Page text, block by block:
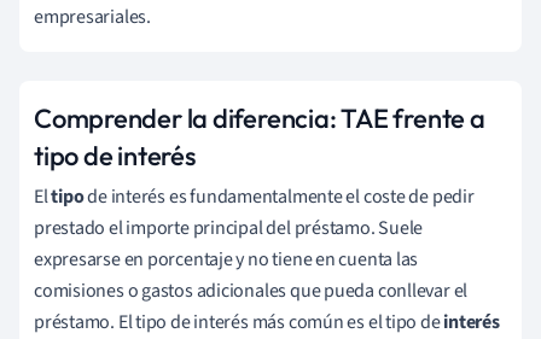
empresariales.
Comprender la diferencia: TAE frente a
tipo de interés
Eltipode interés es fundamentalmente el coste de pedir
prestado el importe principal del préstamo. Suele
expresarse en porcentaje y no tiene en cuenta las
comisiones o gastos adicionales que pueda conllevar el
préstamo. El tipo de interés más común es el tipo deinterés